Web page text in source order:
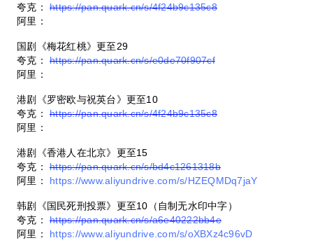
夸克：https://pan.quark.cn/s/4f24b9c135c8
阿里：
国剧《梅花红桃》更至29
夸克：https://pan.quark.cn/s/e0de70f907cf
阿里：
港剧《罗密欧与祝英台》更至10
夸克：https://pan.quark.cn/s/4f24b9c135c8
阿里：
港剧《香港人在北京》更至15
夸克：https://pan.quark.cn/s/bd4c1261318b
阿里： https://www.aliyundrive.com/s/HZEQMDq7jaY
韩剧《国民死刑投票》更至10（自制无水印中字）
夸克：https://pan.quark.cn/s/a6e40222bb4e
阿里： https://www.aliyundrive.com/s/oXBXz4c96vD